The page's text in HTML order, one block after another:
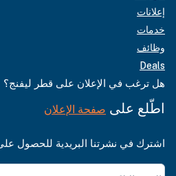
إعلانات
خدمات
وظائف
Deals
هل ترغب في الإعلان على قطر ليفنج؟
اطّلع على صفحة الإعلان
اشترك في نشرتنا البريدية للحصول